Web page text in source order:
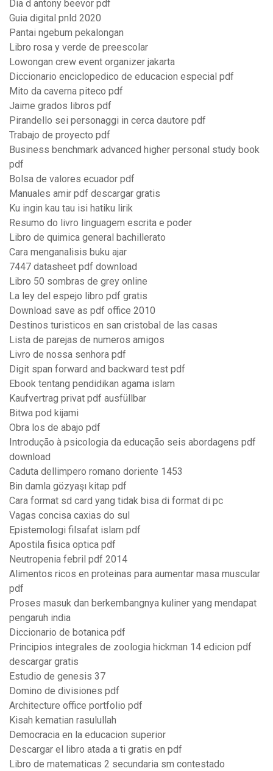
Dia d antony beevor pdf
Guia digital pnld 2020
Pantai ngebum pekalongan
Libro rosa y verde de preescolar
Lowongan crew event organizer jakarta
Diccionario enciclopedico de educacion especial pdf
Mito da caverna piteco pdf
Jaime grados libros pdf
Pirandello sei personaggi in cerca dautore pdf
Trabajo de proyecto pdf
Business benchmark advanced higher personal study book
pdf
Bolsa de valores ecuador pdf
Manuales amir pdf descargar gratis
Ku ingin kau tau isi hatiku lirik
Resumo do livro linguagem escrita e poder
Libro de quimica general bachillerato
Cara menganalisis buku ajar
7447 datasheet pdf download
Libro 50 sombras de grey online
La ley del espejo libro pdf gratis
Download save as pdf office 2010
Destinos turisticos en san cristobal de las casas
Lista de parejas de numeros amigos
Livro de nossa senhora pdf
Digit span forward and backward test pdf
Ebook tentang pendidikan agama islam
Kaufvertrag privat pdf ausfüllbar
Bitwa pod kijami
Obra los de abajo pdf
Introdução à psicologia da educação seis abordagens pdf
download
Caduta dellimpero romano doriente 1453
Bin damla gözyaşı kitap pdf
Cara format sd card yang tidak bisa di format di pc
Vagas concisa caxias do sul
Epistemologi filsafat islam pdf
Apostila fisica optica pdf
Neutropenia febril pdf 2014
Alimentos ricos en proteinas para aumentar masa muscular
pdf
Proses masuk dan berkembangnya kuliner yang mendapat
pengaruh india
Diccionario de botanica pdf
Principios integrales de zoologia hickman 14 edicion pdf
descargar gratis
Estudio de genesis 37
Domino de divisiones pdf
Architecture office portfolio pdf
Kisah kematian rasulullah
Democracia en la educacion superior
Descargar el libro atada a ti gratis en pdf
Libro de matematicas 2 secundaria sm contestado